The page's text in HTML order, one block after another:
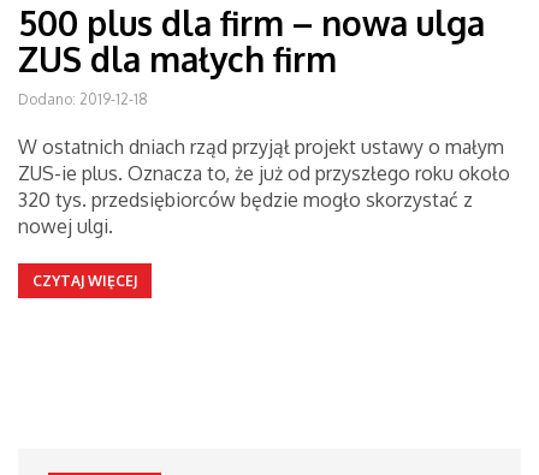
500 plus dla firm – nowa ulga
ZUS dla małych firm
Dodano: 2019-12-18
W ostatnich dniach rząd przyjął projekt ustawy o małym
ZUS-ie plus. Oznacza to, że już od przyszłego roku około
320 tys. przedsiębiorców będzie mogło skorzystać z
nowej ulgi.
CZYTAJ WIĘCEJ